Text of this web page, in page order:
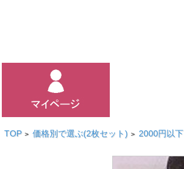
TOP > 価格別で選ぶ(2枚セット) > 2000円以下